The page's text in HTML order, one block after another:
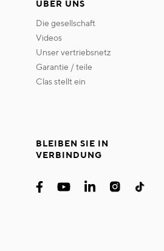
ÜBER UNS
die gesellschaft
videos
unser vertriebsnetz
garantie / teile
clas stellt ein
BLEIBEN SIE IN
VERBINDUNG